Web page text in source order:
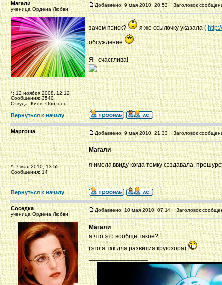
Магали
ученица Ордена Любви
*: 12 ноября 2008, 12:12
Сообщения: 3540
Откуда: Киев, Оболонь
Добавлено: 9 мая 2010, 20:53 Заголовок
зачем поиск? я же ссылочку указала (
обсуждение
_________________
Я - счастлива!
Вернуться к началу
Маргоша
*: 7 мая 2010, 13:55
Сообщения: 14
Добавлено: 9 мая 2010, 21:33 Заголовок
Магали
я имела ввиду когда темку создавала,
Вернуться к началу
Соседка
ученица Ордена Любви
Добавлено: 10 мая 2010, 07:14 Заголовок
Магали
а что это вообще такое?
(это я так для развития кругозора)
_________________